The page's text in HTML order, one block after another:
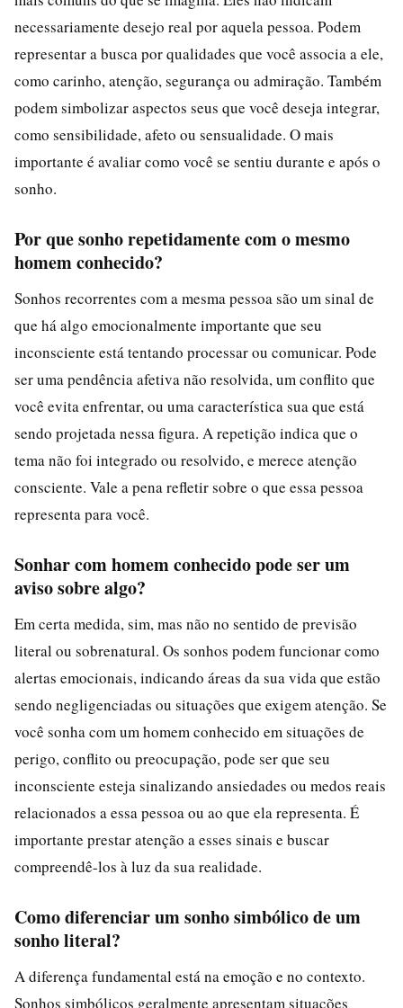
necessariamente desejo real por aquela pessoa. Podem
representar a busca por qualidades que você associa a ele,
como carinho, atenção, segurança ou admiração. Também
podem simbolizar aspectos seus que você deseja integrar,
como sensibilidade, afeto ou sensualidade. O mais
importante é avaliar como você se sentiu durante e após o
sonho.
Por que sonho repetidamente com o mesmo
homem conhecido?
Sonhos recorrentes com a mesma pessoa são um sinal de
que há algo emocionalmente importante que seu
inconsciente está tentando processar ou comunicar. Pode
ser uma pendência afetiva não resolvida, um conflito que
você evita enfrentar, ou uma característica sua que está
sendo projetada nessa figura. A repetição indica que o
tema não foi integrado ou resolvido, e merece atenção
consciente. Vale a pena refletir sobre o que essa pessoa
representa para você.
Sonhar com homem conhecido pode ser um
aviso sobre algo?
Em certa medida, sim, mas não no sentido de previsão
literal ou sobrenatural. Os sonhos podem funcionar como
alertas emocionais, indicando áreas da sua vida que estão
sendo negligenciadas ou situações que exigem atenção. Se
você sonha com um homem conhecido em situações de
perigo, conflito ou preocupação, pode ser que seu
inconsciente esteja sinalizando ansiedades ou medos reais
relacionados a essa pessoa ou ao que ela representa. É
importante prestar atenção a esses sinais e buscar
compreendê-los à luz da sua realidade.
Como diferenciar um sonho simbólico de um
sonho literal?
A diferença fundamental está na emoção e no contexto.
Sonhos simbólicos geralmente apresentam situações